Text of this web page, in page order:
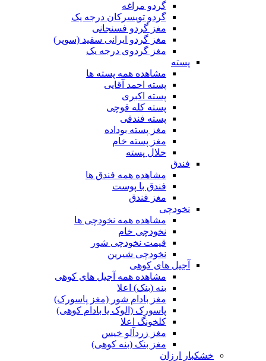
گردو مراغه
گردو تویسرکان درجه یک
مغز گردو فسنجانی
مغز گردو ایرانی سفید (سوپر)
مغز گردوی درجه یک
پسته
مشاهده همه پسته ها
پسته احمد آقایی
پسته اکبری
پسته کله قوچی
پسته فندقی
مغز پسته بوداده
مغز پسته خام
خلال پسته
فندق
مشاهده همه فندق ها
فندق با پوست
مغز فندق
نخودچی
مشاهده همه نخودچی ها
نخودچی خام
قیمت نخودچی شور
نخودچی شیرین
آجیل های کوهی
مشاهده همه آجیل های کوهی
بنه (بنک) اعلا
مغز بادام شور (مغز پاسورک)
پاسورک (الوک یا بادام کوهی)
کلخونگ اعلا
مغز زردآلو خیس
مغز بنک (بنه کوهی)
خشکبار ارزان